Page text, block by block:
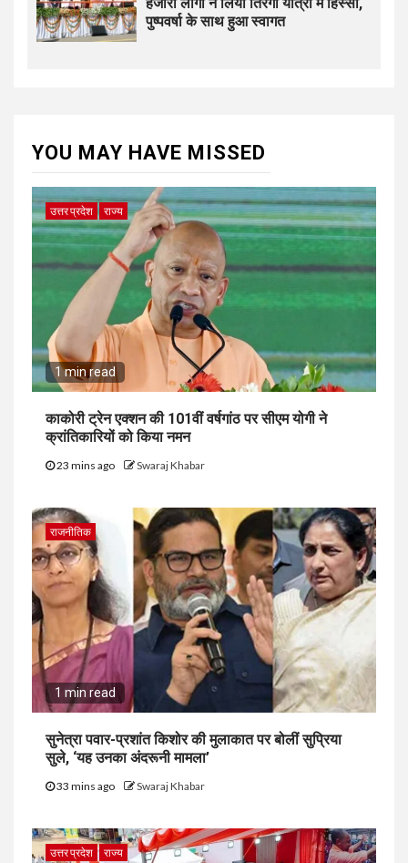
हजारों लोगों ने लिया तिरंगा यात्रा में हिस्सा,
पुष्पवर्षा के साथ हुआ स्वागत
YOU MAY HAVE MISSED
उत्तर प्रदेश राज्य
1 min read
काकोरी ट्रेन एक्शन की 101वीं वर्षगांठ पर सीएम योगी ने
क्रांतिकारियों को किया नमन
23 mins ago Swaraj Khabar
राजनीतिक
1 min read
सुनेत्रा पवार-प्रशांत किशोर की मुलाकात पर बोलीं सुप्रिया
सुले, ‘यह उनका अंदरूनी मामला’
33 mins ago Swaraj Khabar
उत्तर प्रदेश राज्य